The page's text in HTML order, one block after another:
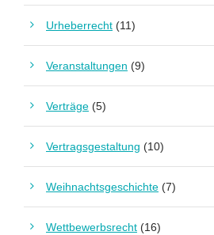
Urheberrecht (11)
Veranstaltungen (9)
Verträge (5)
Vertragsgestaltung (10)
Weihnachtsgeschichte (7)
Wettbewerbsrecht (16)